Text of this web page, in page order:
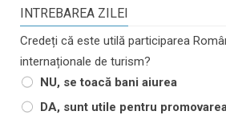
INTREBAREA ZILEI
Credeți că este utilă participarea
internaționale de turism?
NU, se toacă bani aiurea
DA, sunt utile pentru